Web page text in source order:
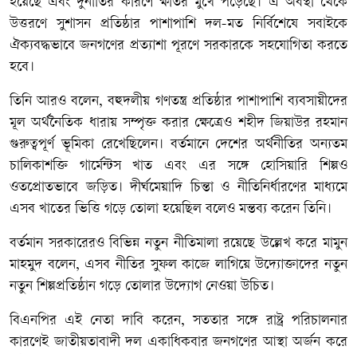
উত্তরণে সুশাসন প্রতিষ্ঠার পাশাপাশি দল-মত নির্বিশেষে সবাইকে
ঐক্যবদ্ধভাবে জনগণের প্রত্যাশা পূরণে সরকারকে সহযোগিতা করতে
হবে।
তিনি আরও বলেন, বহুদলীয় গণতন্ত্র প্রতিষ্ঠার পাশাপাশি ব্যবসায়ীদের
মূল অর্থনৈতিক ধারায় সম্পৃক্ত করার ক্ষেত্রেও শহীদ জিয়াউর রহমান
গুরুত্বপূর্ণ ভূমিকা রেখেছিলেন। বর্তমানে দেশের অর্থনীতির অন্যতম
চালিকাশক্তি গার্মেন্টস খাত এবং এর সঙ্গে হোসিয়ারি শিল্পও
ওতপ্রোতভাবে জড়িত। দীর্ঘমেয়াদি চিন্তা ও নীতিনির্ধারণের মাধ্যমে
এসব খাতের ভিত্তি গড়ে তোলা হয়েছিল বলেও মন্তব্য করেন তিনি।
বর্তমান সরকারেরও বিভিন্ন নতুন নীতিমালা রয়েছে উল্লেখ করে মামুন
মাহমুদ বলেন, এসব নীতির সুফল কাজে লাগিয়ে উদ্যোক্তাদের নতুন
নতুন শিল্পপ্রতিষ্ঠান গড়ে তোলার উদ্যোগ নেওয়া উচিত।
বিএনপির এই নেতা দাবি করেন, সততার সঙ্গে রাষ্ট্র পরিচালনার
কারণেই জাতীয়তাবাদী দল একাধিকবার জনগণের আস্থা অর্জন করে